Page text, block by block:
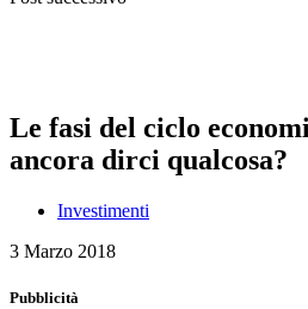
Le fasi del ciclo
ancora dirci qualcosa?
Investimenti
3 Marzo 2018
Pubblicità